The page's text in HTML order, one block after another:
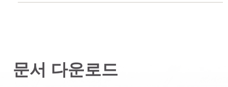
문서 다운로드